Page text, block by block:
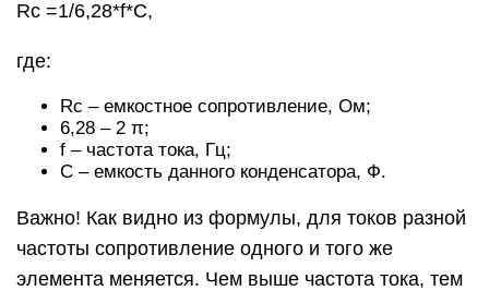
Rс =1/6,28*f*C,
где:
Rc – емкостное сопротивление, Ом;
6,28 – 2 π;
f – частота тока, Гц;
C – емкость данного конденсатора, Ф.
Важно! Как видно из формулы, для токов разной
частоты сопротивление одного и того же
элемента меняется. Чем выше частота тока, тем